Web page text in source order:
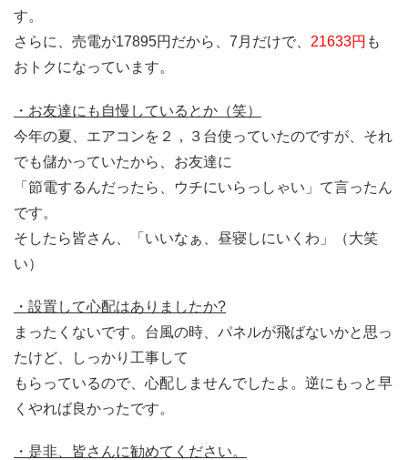
す。
さらに、売電が17895円だから、7月だけで、 21633円 も
おトクになっています。
・お友達にも自慢しているとか（笑）
今年の夏、エアコンを２，３台使っていたのですが、それ
でも儲かっていたから、お友達に
「節電するんだったら、ウチにいらっしゃい」て言ったん
です。
そしたら皆さん、「いいなぁ、昼寝しにいくわ」（大笑
い）
・設置して心配はありましたか?
まったくないです。台風の時、パネルが飛ばないかと思っ
たけど、しっかり工事して
もらっているので、心配しませんでしたよ。逆にもっと早
くやれば良かったです。
・是非、皆さんに勧めてください。